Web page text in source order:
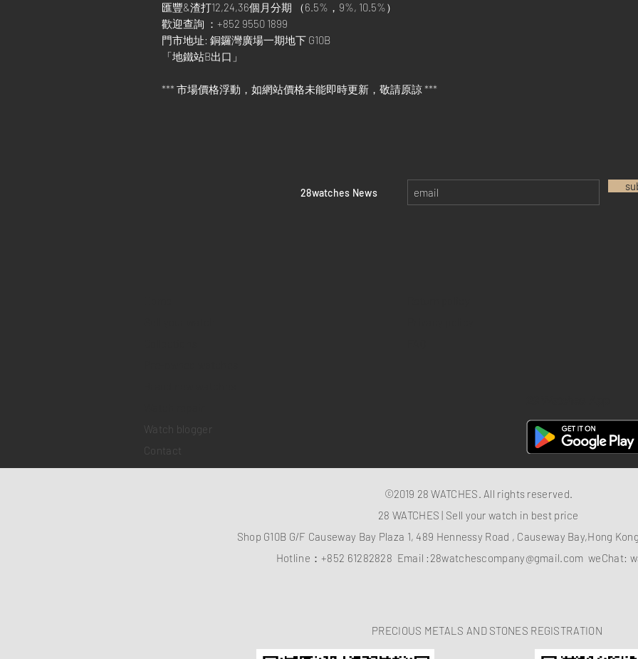
匯豐&渣打12,24,36個月分期 （6.5%，9%, 10.5%）
歡迎查詢 ：+852 9550 1899
門市地址: 銅鑼灣廣場一期地下 G10B
「地鐵站B出口」
*** 市場價格浮動，如網站價格未能即時更新，敬請原諒 ***
​28watches News
Watch blogger
Contact
©2019 28 WATCHES. All rights reserved.
28 WATCHES | Sell your watch in best price
Shop G10B G/F Causeway Bay Plaza 1, 489 Hennessy Road , Causeway Bay,Hong Kong
Hotline：+852 61282828 Email : 28watchescompany@gmail.com weChat:
PRECIOUS METALS AND STONES REGISTRATION